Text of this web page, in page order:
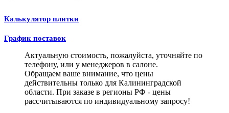
Калькулятор плитки
График поставок
Актуальную стоимость, пожалуйста, уточняйте по
телефону, или у менеджеров в салоне.
Обращаем ваше внимание, что цены
действительны только для Калининградской
области. При заказе в регионы РФ - цены
рассчитываются по индивидуальному запросу!